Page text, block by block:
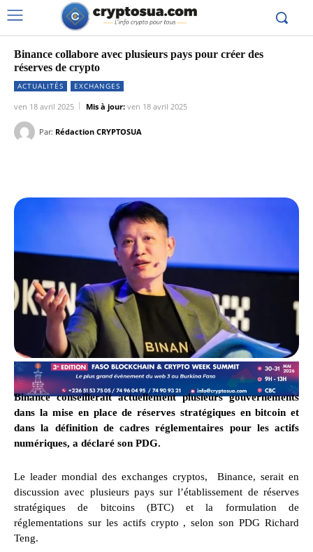
Binance collabore avec plusieurs pays pour créer des
réserves de crypto
ACTUALITÉS EXCHANGES
ven 18 avril 2025 Mis à jour: ven 18 avril 2025
Par: Rédaction CRYPTOSUA
Binance conseillerait actuellement plusieurs gouvernements
dans la mise en place de réserves stratégiques en bitcoin et
dans la définition de cadres réglementaires pour les actifs
numériques, a déclaré son PDG.
Le leader mondial des exchanges cryptos, Binance, serait en
discussion avec plusieurs pays sur l’établissement de réserves
stratégiques de bitcoins (BTC) et la formulation de
réglementations sur les actifs crypto , selon son PDG Richard
Teng.